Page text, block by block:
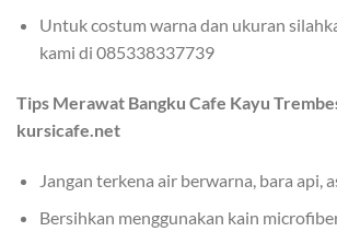
Untuk costum warna dan ukuran
kami di 085338337739
Tips Merawat Bangku Cafe Kayu
kursicafe.net
Jangan terkena air berwarna, bara api,
Bersihkan menggunakan kain